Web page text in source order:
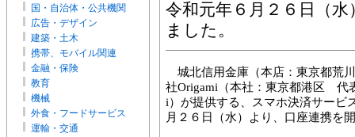
国・自治体・公共機関
広告・デザイン
建築・土木
携帯、モバイル関連
金融・保険
教育
機械
外食・フードサービス
運輸・交通
令和元年６月２６日（
ました。
城北信用金庫（本店：東京都荒
社Origami（本社：東京都港区 代
i）が提供する、スマホ決済サービ
月２６日（水）より、口座連携を